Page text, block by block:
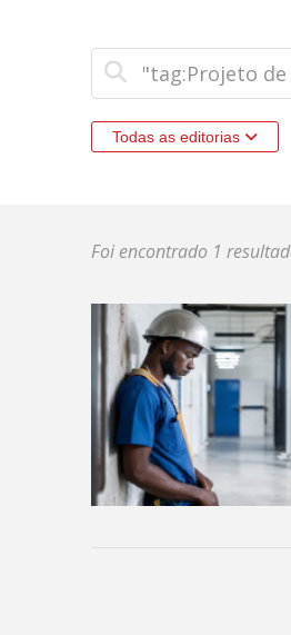
Todas as editorias
Foi encontrado 1